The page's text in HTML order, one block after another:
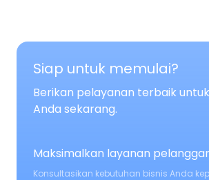
Siap untuk memulai?
Berikan pelayanan terbaik
Anda sekarang.
Maksimalkan layanan
Konsultasikan kebutuhan bisnis Anda